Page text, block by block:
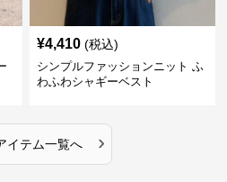
¥4,410 (税込)
シンプルファッションニット ふ
わふわシャギーベスト
イテム一覧へ ›